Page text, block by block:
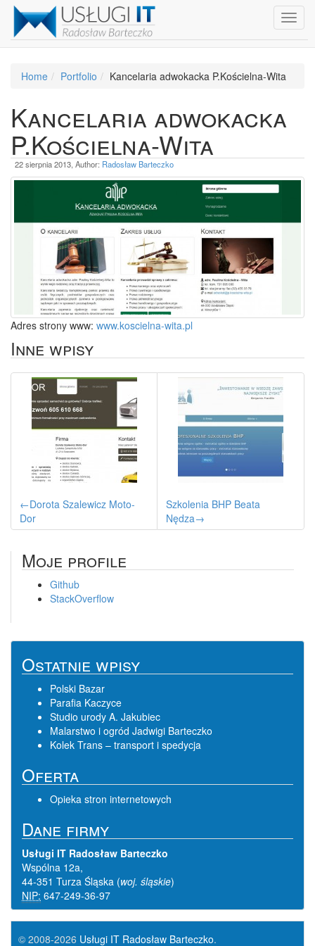
Home Portfolio Kancelaria adwokacka P.Kościelna-Wita
Kancelaria adwokacka
P.Kościelna-Wita
22 sierpnia 2013, Author: Radosław Barteczko
Adres strony www: www.koscielna-wita.pl
Inne wpisy
←Dorota Szalewicz Moto-
Dor
Szkolenia BHP Beata
Nędza→
Moje profile
Github
StackOverflow
Ostatnie wpisy
Polski Bazar
Parafia Kaczyce
Studio urody A. Jakubiec
Malarstwo i ogród Jadwigi Barteczko
Kolek Trans – transport i spedycja
Oferta
Opieka stron internetowych
Dane firmy
Usługi IT Radosław Barteczko
Wspólna 12a,
44-351 Turza Śląska (woj. śląskie)
NIP: 647-249-36-97
© 2008-2026 Usługi IT Radosław Barteczko.